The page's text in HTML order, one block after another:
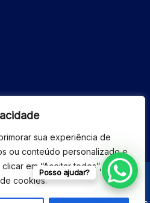
sua experiência de
ou conteúdo personalizado e
em “Aceitar todos”, você
cookies.
TÉCNICA ESPECIALIZADA
Posso ajudar?